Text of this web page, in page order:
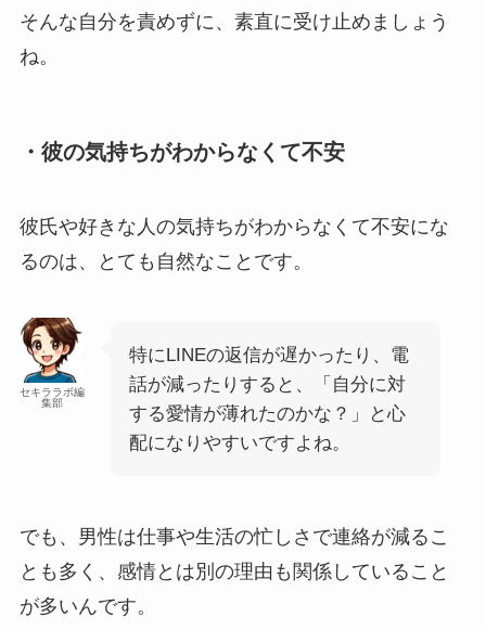
そんな自分を責めずに、素直に受け止めましょう
ね。
・彼の気持ちがわからなくて不安
彼氏や好きな人の気持ちがわからなくて不安にな
るのは、とても自然なことです。
セキララボ編
集部
特にLINEの返信が遅かったり、電
話が減ったりすると、「自分に対
する愛情が薄れたのかな？」と心
配になりやすいですよね。
でも、男性は仕事や生活の忙しさで連絡が減るこ
とも多く、感情とは別の理由も関係していること
が多いんです。